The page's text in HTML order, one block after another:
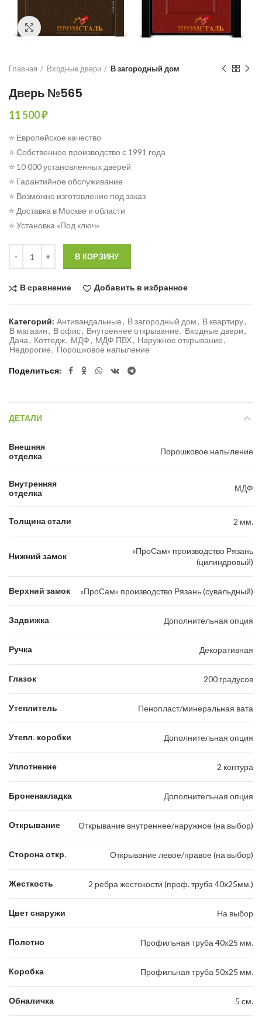
Click to enlarge
Главная Входные двери В загородный дом
Дверь №565
11 500₽
⭐ Европейское качество
⭐ Собственное производство с 1991 года
⭐ 10 000 установленных дверей
⭐ Гарантийное обслуживание
⭐ Возможно изготовление под заказ
⭐ Доставка в Москве и области
⭐ Установка «Под ключ»
В КОРЗИНУ
В сравнение Добавить в избранное
Категорий: Антивандальные, В загородный дом, В квартиру,
В магазин, В офис, Внутреннее открывание, Входные двери,
Дача, Коттедж, МДФ, МДФ ПВХ, Наружное открывание,
Недорогие, Порошковое напыление
Поделиться
ДЕТАЛИ
Внешняя
отделка
Порошковое напыление
Внутренняя
отделка
МДФ
Толщина стали 2 мм.
Нижний замок
«ПроСам» производство Рязань
(цилиндровый)
Верхний замок «ПроСам» производство Рязань (сувальдный)
Задвижка Дополнительная опция
Ручка Декоративная
Глазок 200 градусов
Утеплитель Пенопласт/минеральная вата
Утепл. коробки Дополнительная опция
Уплотнение 2 контура
Броненакладка Дополнительная опция
Открывание Открывание внутреннее/наружное (на выбор)
Сторона откр. Открывание левое/правое (на выбор)
Жесткость 2 ребра жестокости (проф. труба 40х25мм.)
Цвет снаружи На выбор
Полотно Профильная труба 40х25 мм.
Коробка Профильная труба 50х25 мм.
Обналичка 5 см.